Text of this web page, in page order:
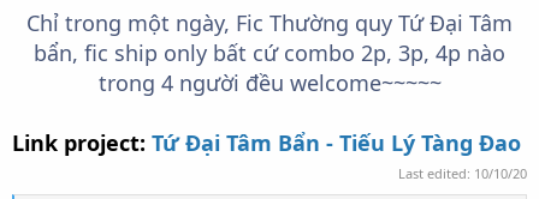
Chỉ trong một ngày, Fic Thường quy Tứ Đại Tâm
bẩn, fic ship only bất cứ combo 2p, 3p, 4p nào
trong 4 người đều welcome~~~~~
Link project: Tứ Đại Tâm Bẩn - Tiếu Lý Tàng Đao
Last edited: 10/10/20